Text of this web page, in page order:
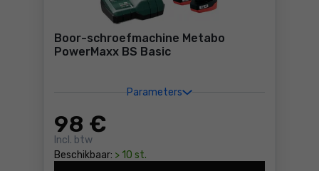
Boor-schroefmachine Metabo
PowerMaxx BS Basic
Parameters
98 €
Incl. btw
Beschikbaar: > 10 st.